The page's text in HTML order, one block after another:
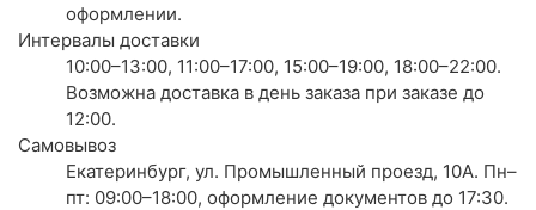
оформлении.
Интервалы доставки
10:00–13:00, 11:00–17:00, 15:00–19:00, 18:00–22:00.
Возможна доставка в день заказа при заказе до
12:00.
Самовывоз
Екатеринбург, ул. Промышленный проезд, 10А. Пн–
пт: 09:00–18:00, оформление документов до 17:30.